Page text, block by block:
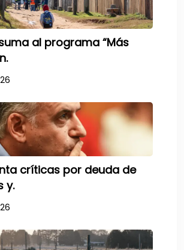
al programa “Más
críticas por deuda de
y.